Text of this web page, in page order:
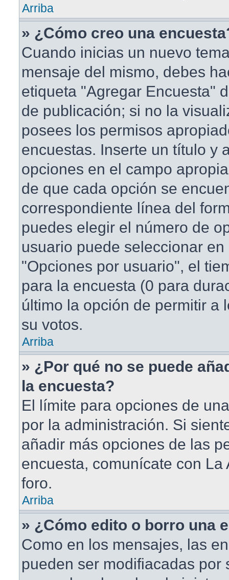
Arriba
» ¿Cómo creo una
Cuando inicias un nuevo
mensaje del mismo, debes
etiqueta "Agregar Encuesta"
de publicación; si no la
posees los permisos
encuestas. Inserte un título y
opciones en el campo
de que cada opción se
correspondiente línea del
puedes elegir el número de
usuario puede seleccionar
"Opciones por usuario", el
para la encuesta (0 para
último la opción de permitir a
su votos.
Arriba
» ¿Por qué no se puede
la encuesta?
El límite para opciones de
por la administración. Si
añadir más opciones de las
encuesta, comunícate con La
foro.
Arriba
» ¿Cómo edito o borro una
Como en los mensajes, las
pueden ser modifiacadas por